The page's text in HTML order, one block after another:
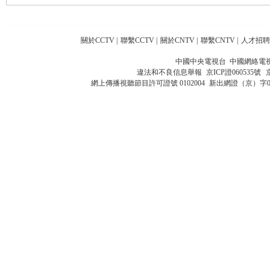
關於CCTV 聯繫CCTV 關於CNTV 聯繫CNTV 人才招聘
中國中央電視台 中國網絡電
違法和不良信息舉報 京ICP證060535號
網上傳播視聽節目許可證號 0102004 新出網證（京）